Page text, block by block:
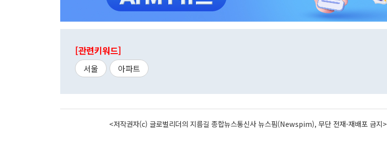
[관련키워드]
서울 아파트
<저작권자(c) 글로벌리더의 지름길 종합뉴스통신사 뉴스핌(Newspim), 무단 전재-재배포 금지>